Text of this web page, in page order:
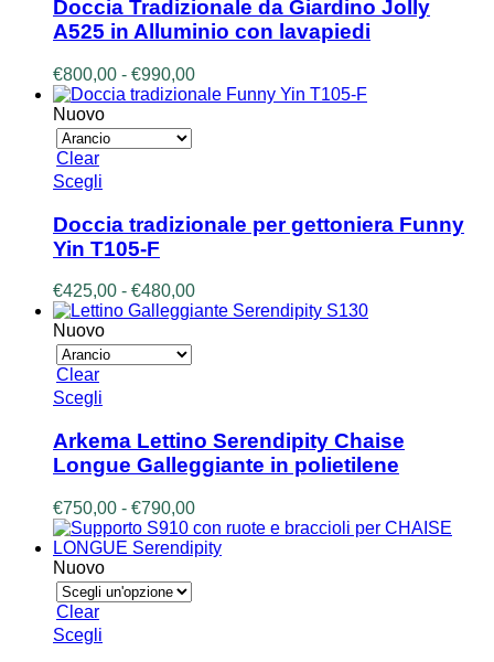
più
varianti.
Le
opzioni
possono
essere
scelte
prodotto
Doccia Tradizionale da Giardino Jolly
A525 in Alluminio con lavapiedi
€800,00 - €990,00Fascia
di
Nuovo
Clear
Scegli
ha
più
varianti.
Le
opzioni
possono
essere
scelte
prodotto
Doccia tradizionale per gettoniera Funny
Yin T105-F
€425,00 - €480,00Fascia
di
Nuovo
Clear
Scegli
ha
più
varianti.
Le
opzioni
possono
essere
scelte
nella
Arkema Lettino Serendipity Chaise
Longue Galleggiante in polietilene
€750,00 - €790,00Fascia
di
prezzo:
Nuovo
Clear
Scegli